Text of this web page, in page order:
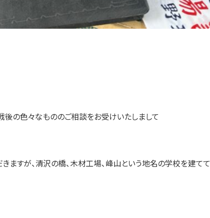
後の色々なもののご相談をお受けいたしまして
ますが、清沢の橋、木材工場、峰山という地名の学校を建てて